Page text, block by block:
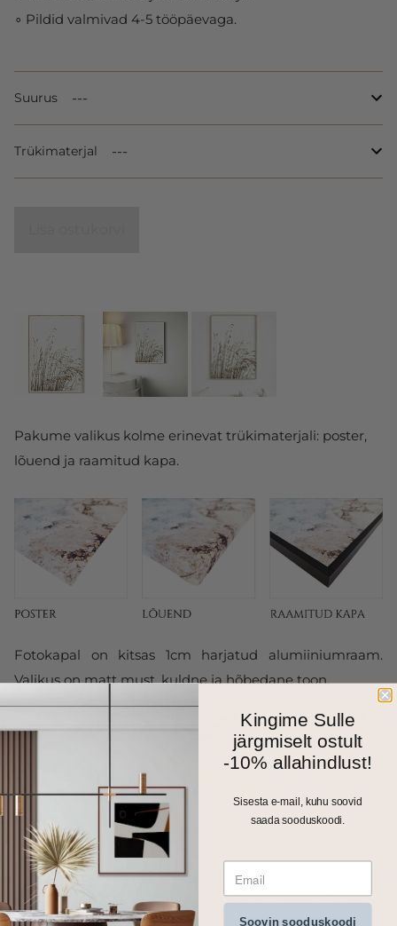
Pakume valikus kolme erinevat trükimaterjali: poster,
lõuend ja raamitud kapa.
Fotokapal on kitsas 1cm harjatud alumiiniumraam.
Valikus on matt must, kuldne ja hõbedane toon.
∘ Pildid valmivad 4-5 tööpäevaga.
Suurus
Trükimaterjal
Kõik meie seinapildid, fotolõuendid ja kapad trükitakse
Kingime Sulle
järgmiselt ostult
-10% allahindlust!
Sisesta e-mail, kuhu soovid
saada sooduskoodi.
Soovin sooduskoodi